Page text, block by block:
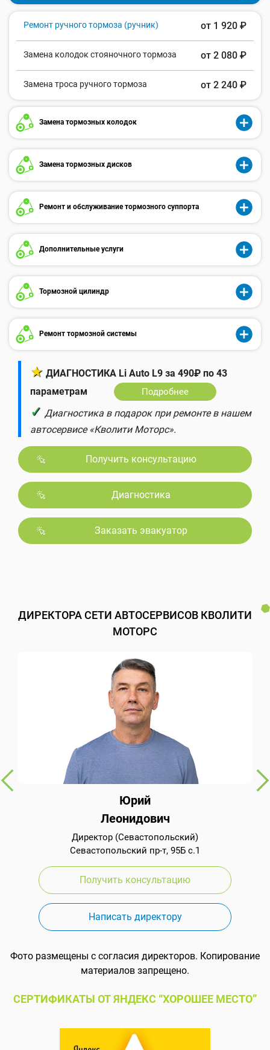
Ремонт ручного тормоза (ручник) от 1 920 ₽
Замена колодок стояночного тормоза от 2 080 ₽
Замена троса ручного тормоза от 2 240 ₽
Замена тормозных колодок
Замена тормозных дисков
Ремонт и обслуживание тормозного суппорта
Дополнительные услуги
Тормозной цилиндр
Ремонт тормозной системы
★ ДИАГНОСТИКА Li Auto L9 за 490₽ по 43
параметрам
Подробнее
✓ Диагностика в подарок при ремонте в нашем
автосервисе «Кволити Моторс».
Получить консультацию
Диагностика
Заказать эвакуатор
ДИРЕКТОРА СЕТИ АВТОСЕРВИСОВ КВОЛИТИ
МОТОРС
Юрий
Леонидович
Директор (Севастопольский)
Севастопольский пр-т, 95Б с.1
Получить консультацию
Написать директору
Фото размещены с согласия директоров. Копирование
материалов запрещено.
СЕРТИФИКАТЫ ОТ ЯНДЕКС “ХОРОШЕЕ МЕСТО”